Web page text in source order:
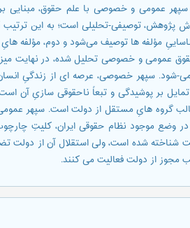
عمومی و خصوصی با علم حقوق،
توصیفی-تحلیلی است؛ به این
مؤلفه ها توصیف می‌شود و دوم، مؤلفه
عمومی و خصوصی تحلیل شده، در نهایت
شود. سپهر خصوصی، عرصه ای از زندگیِ
تمایل بر پوشیدگی و تبعاً ناحقوقی سازیِ
قالب گروه هایِ مستقل از دولت است. سپهر
وضع موجود نظام حقوقی ایران، کلیتِ
شناخته شده است، ولی استقلال آن از
مجوز از دولت فعالیت می کنند.